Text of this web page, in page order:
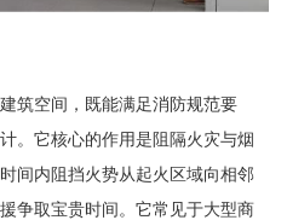
筑空间，既能满足消防规范要
。它核心的作用是阻隔火灾与烟
间内阻挡火势从起火区域向相邻
争取宝贵时间。它常见于大型商